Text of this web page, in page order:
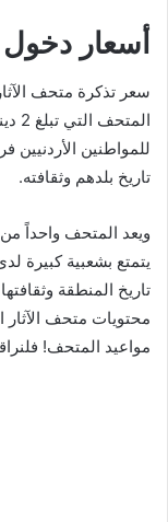
أسعار دخول
للمواطنين الأردنيين
تاريخ بلدهم وثقافته.
ويعد المتحف واحداً من
يتمتع بشعبية كبيرة
تاريخ المنطقة
محتويات متحف الآثار
مواعيد المتحف!